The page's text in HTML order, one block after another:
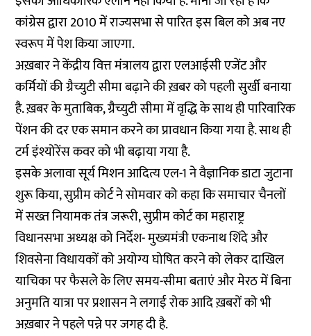
कांग्रेस द्वारा 2010 में राज्यसभा से पारित इस बिल को अब नए
स्वरूप में पेश किया जाएगा.
अख़बार ने केंद्रीय वित्त मंत्रालय द्वारा एलआईसी एजेंट और
कर्मियों की ग्रैच्युटी सीमा बढ़ाने की ख़बर को पहली सुर्खी बनाया
है. ख़बर के मुताबिक, ग्रैच्युटी सीमा में वृद्धि के साथ ही पारिवारिक
पेंशन की दर एक समान करने का प्रावधान किया गया है. साथ ही
टर्म इंश्योरेंस कवर को भी बढ़ाया गया है.
इसके अलावा सूर्य मिशन आदित्य एल-1 ने वैज्ञानिक डाटा जुटाना
शुरू किया, सुप्रीम कोर्ट ने सोमवार को कहा कि समाचार चैनलों
में सख्त नियामक तंत्र जरूरी, सुप्रीम कोर्ट का महाराष्ट्र
विधानसभा अध्यक्ष को निर्देश- मुख्यमंत्री एकनाथ शिंदे और
शिवसेना विधायकों को अयोग्य घोषित करने को लेकर दाखिल
याचिका पर फैसले के लिए समय-सीमा बताएं और मेरठ में बिना
अनुमति यात्रा पर प्रशासन ने लगाई रोक आदि ख़बरों को भी
अख़बार ने पहले पन्ने पर जगह दी है.